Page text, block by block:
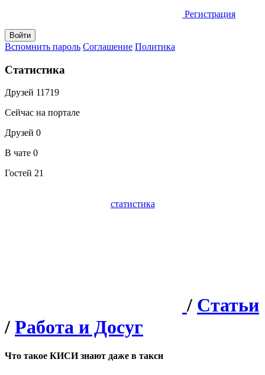
Регистрация
Вспомнить пароль Соглашение Политика
Статистика
Друзей 11719
Сейчас на портале
Друзей 0
В чате 0
Гостей 21
статистика
/ Статьи
/ Работа и Досуг
Что такое КИСИ знают даже в такси